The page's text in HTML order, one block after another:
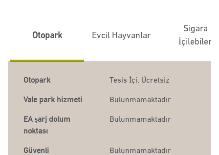
Otopark Evcil Hayvanlar
Sigara
İçilebilen
Otopark Tesis İçi, Ücretsiz
Vale park hizmeti Bulunmamaktadır
EA şarj dolum
noktası
Bulunmamaktadır
Güvenli Bulunmamaktadır